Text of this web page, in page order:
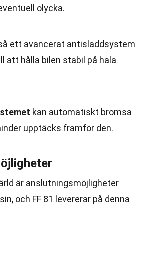
olycka.
ett avancerat antisladdsystem
att hålla bilen stabil på hala
kan automatiskt bromsa
upptäcks framför den.
är anslutningsmöjligheter
och FF 81 levererar på denna